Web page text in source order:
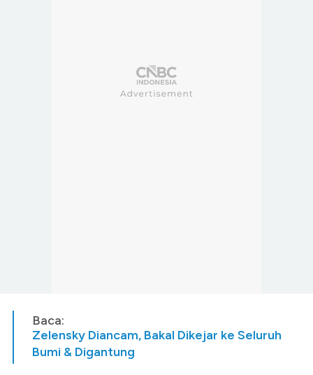
Baca:
Zelensky Diancam, Bakal Dikejar ke Seluruh
Bumi & Digantung